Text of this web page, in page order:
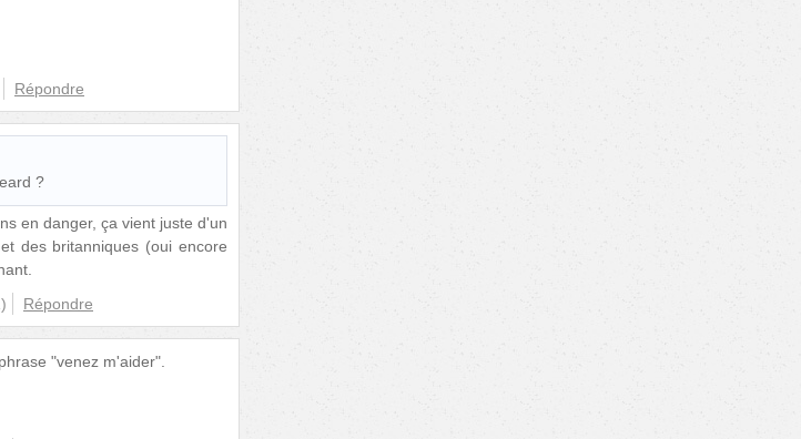
Répondre
?
en danger, ça vient juste d'un
des britanniques (oui encore
) Répondre
"venez m'aider".